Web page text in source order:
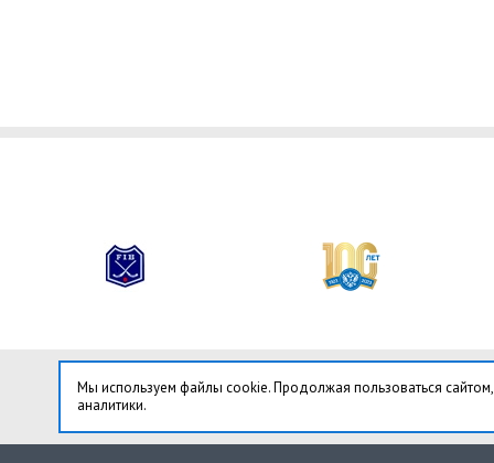
Мы используем файлы cookie. Продолжая пользоваться
аналитики.